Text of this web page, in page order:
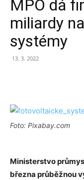
MPO dá
miliardy
systémy
13. 3. 2022
Foto: Pixabay.com
Ministerstvo
března průběžnou